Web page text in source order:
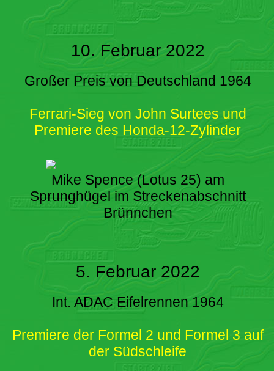
10. Februar 2022
Großer Preis von Deutschland 1964
Ferrari-Sieg von John Surtees und
Premiere des Honda-12-Zylinder
Mike Spence (Lotus 25) am
Sprunghügel im Streckenabschnitt
Brünnchen
5. Februar 2022
Int. ADAC Eifelrennen 1964
Premiere der Formel 2 und Formel 3 auf
der Südschleife